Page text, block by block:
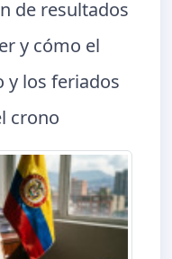
de resultados
y cómo el
y los feriados
crono